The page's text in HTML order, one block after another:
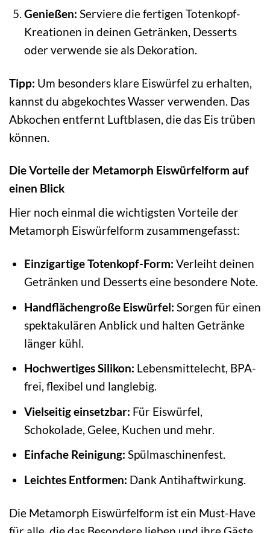
Genießen: Serviere die fertigen Totenkopf-
Kreationen in deinen Getränken, Desserts
oder verwende sie als Dekoration.
Tipp: Um besonders klare Eiswürfel zu erhalten,
kannst du abgekochtes Wasser verwenden. Das
Abkochen entfernt Luftblasen, die das Eis trüben
können.
Die Vorteile der Metamorph Eiswürfelform auf
einen Blick
Hier noch einmal die wichtigsten Vorteile der
Metamorph Eiswürfelform zusammengefasst:
Einzigartige Totenkopf-Form: Verleiht deinen
Getränken und Desserts eine besondere Note.
Handflächengroße Eiswürfel: Sorgen für einen
spektakulären Anblick und halten Getränke
länger kühl.
Hochwertiges Silikon: Lebensmittelecht, BPA-
frei, flexibel und langlebig.
Vielseitig einsetzbar: Für Eiswürfel,
Schokolade, Gelee, Kuchen und mehr.
Einfache Reinigung: Spülmaschinenfest.
Leichtes Entformen: Dank Antihaftwirkung.
Die Metamorph Eiswürfelform ist ein Must-Have